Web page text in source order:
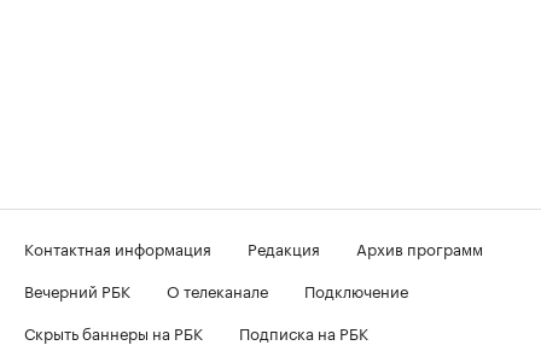
Контактная информация Редакция
Архив программ
Вечерний РБК
О телеканале
Подключение
Скрыть баннеры на РБК
Подписка на РБК